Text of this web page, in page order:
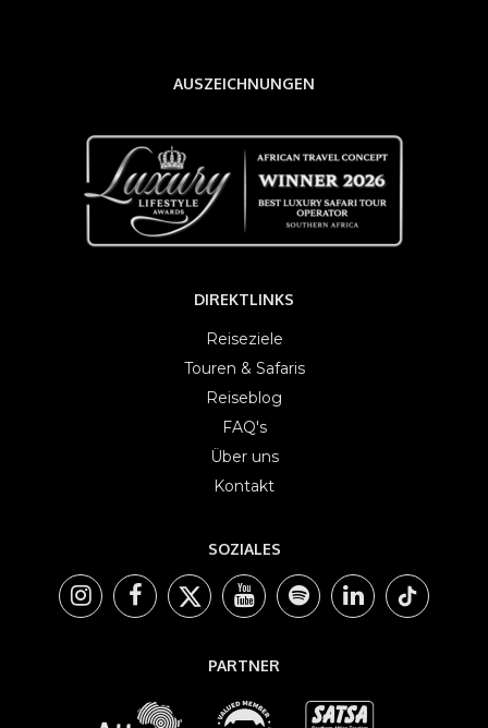
AUSZEICHNUNGEN
DIREKTLINKS
Reiseziele
Touren & Safaris
Reiseblog
FAQ's
Über uns
Kontakt
SOZIALES
PARTNER